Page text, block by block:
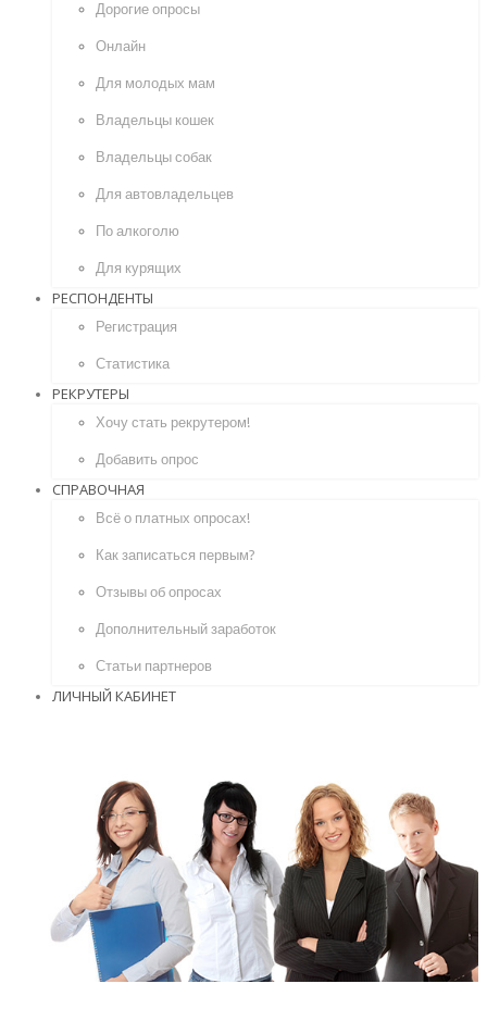
Дорогие опросы
Онлайн
Для молодых мам
Владельцы кошек
Владельцы собак
Для автовладельцев
По алкоголю
Для курящих
РЕСПОНДЕНТЫ
Регистрация
Статистика
РЕКРУТЕРЫ
Хочу стать рекрутером!
Добавить опрос
СПРАВОЧНАЯ
Всё о платных опросах!
Как записаться первым?
Отзывы об опросах
Дополнительный заработок
Статьи партнеров
ЛИЧНЫЙ КАБИНЕТ